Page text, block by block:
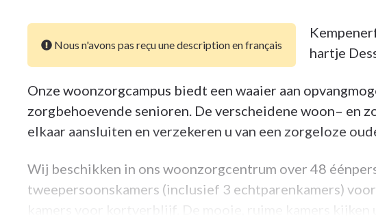
Nous n'avons pas reçu une description en français
hartje
Onze woonzorgcampus biedt een waaier aan
zorgbehoevende senioren. De verscheidene woon– en
elkaar aansluiten en verzekeren u van een zorgeloze
Wij beschikken in ons woonzorgcentrum over 48
tweepersoonskamers (inclusief 3 echtparenkamers)
kamers voor kortverblijf. De mooie, ruime kamers kijken